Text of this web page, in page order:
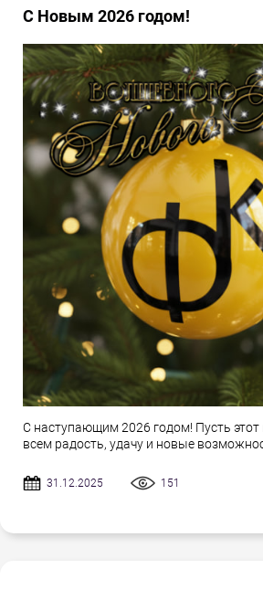
С Новым 2026 годом!
С наступающим 2026 годом! Пусть этот
всем радость, удачу и новые
31.12.2025 151